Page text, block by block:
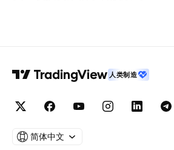
人类制造
简体中文